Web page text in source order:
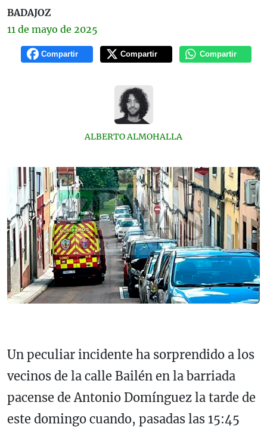
BADAJOZ
11 de mayo de 2025
Compartir Compartir Compartir
ALBERTO ALMOHALLA
Un peculiar incidente ha sorprendido a los
vecinos de la calle Bailén en la barriada
pacense de Antonio Domínguez la tarde de
este domingo cuando, pasadas las 15:45